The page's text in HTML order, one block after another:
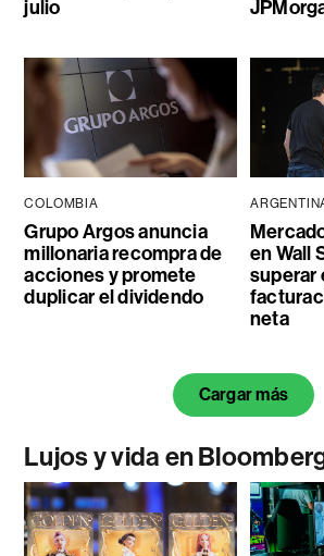
julio
COLOMBIA
Grupo Argos anuncia
millonaria recompra de
acciones y promete
duplicar el dividendo
en Wall
superar
neta
Cargar más
Lujos y vida en